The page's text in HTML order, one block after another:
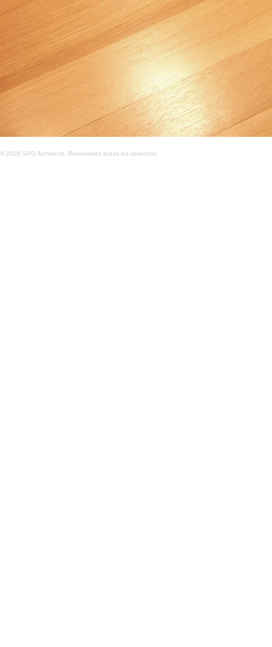
© 2026 SPG Architects. Reservados todos los derechos.